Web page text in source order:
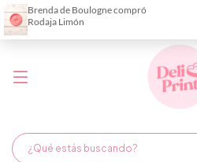
Demora de fabricación